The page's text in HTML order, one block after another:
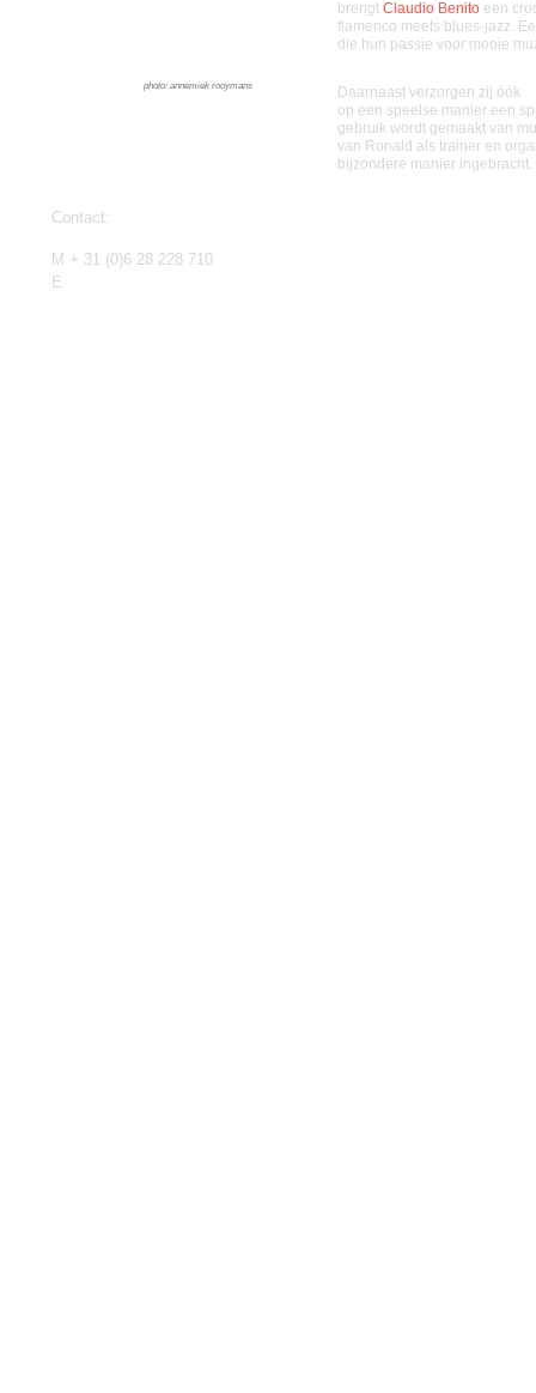
brengt Claudio Benito een
flamenco meets blues-jazz.
die hun passie voor mooie
Daarnaast verzorgen zij óók
op een speelse manier een
gebruik wordt gemaakt van
van Ronald als trainer en
bijzondere manier ingebracht.
photo: annemiek rooymans
Contact:
M + 31 (0)6 28 228 710
E